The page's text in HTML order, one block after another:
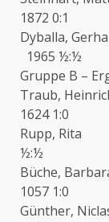
1872 0:1
Dyballa,
1965 ½:½
Gruppe B –
Traub,
1624 1:0
Rupp,
½:½
Büche,
1057 1:0
Günther,